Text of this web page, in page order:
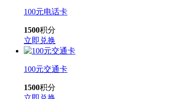
100元电话卡
1500积分
立即兑换
100元交通卡
1500积分